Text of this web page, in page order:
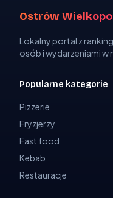
Ostrów
Lokalny portal z
osób i wydarzeniami w
Popularne kategorie
Pizzerie
Fryzjerzy
Fast food
Kebab
Restauracje